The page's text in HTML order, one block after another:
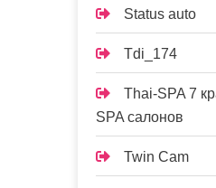
Status auto
Tdi_174
Thai-SPA 7
SPA салонов
Twin Cam